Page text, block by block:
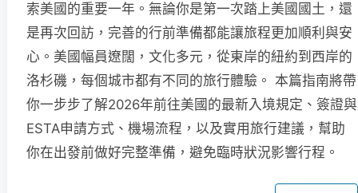
索美國的重要一年。無論你是第一次踏上美國國土，還
是再次回訪，完善的行前準備都能讓旅程更加順利與安
心。美國幅員遼闊，文化多元，從東岸的紐約到西岸的
洛杉磯，每個城市都有不同的旅行體驗。 本篇指南將帶
你一步步了解2026年前往美國的最新入境規定、簽證與
ESTA申請方式、機場流程，以及實用旅行建議，幫助
你在出發前做好完整準備，避免臨時狀況影響行程。